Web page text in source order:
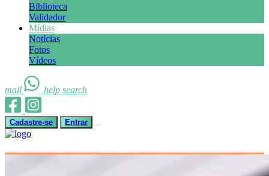
Biblioteca
Validador
Mídias
Notícias
Fotos
Vídeos
mail help search
Cadastre-se Entrar